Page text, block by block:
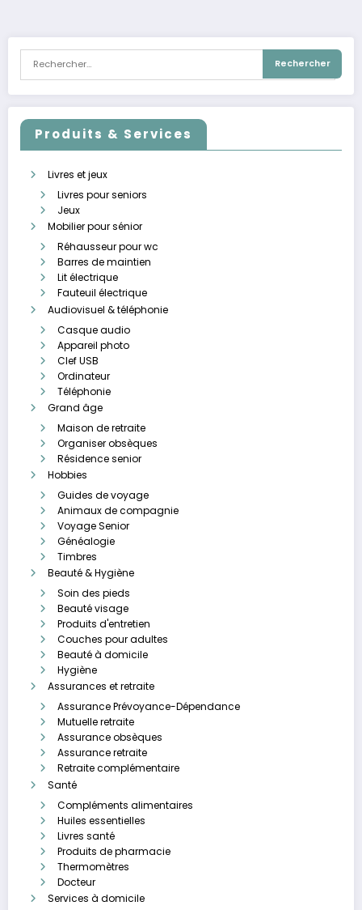
Produits & Services
Livres et jeux
Livres pour seniors
Jeux
Mobilier pour sénior
Réhausseur pour wc
Barres de maintien
Lit électrique
Fauteuil électrique
Audiovisuel & téléphonie
Casque audio
Appareil photo
Clef USB
Ordinateur
Téléphonie
Grand âge
Maison de retraite
Organiser obsèques
Résidence senior
Hobbies
Guides de voyage
Animaux de compagnie
Voyage Senior
Généalogie
Timbres
Beauté & Hygiène
Soin des pieds
Beauté visage
Produits d'entretien
Couches pour adultes
Beauté à domicile
Hygiène
Assurances et retraite
Assurance Prévoyance-Dépendance
Mutuelle retraite
Assurance obsèques
Assurance retraite
Retraite complémentaire
Santé
Compléments alimentaires
Huiles essentielles
Livres santé
Produits de pharmacie
Thermomètres
Docteur
Services à domicile